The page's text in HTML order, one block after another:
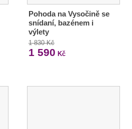
Pohoda na Vysočině se
snídaní, bazénem i
výlety
1 830 Kč
1 590 Kč